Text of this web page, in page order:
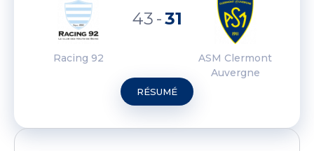
Racing 92
43 -31
ASM Clermont
Auvergne
RÉSUMÉ